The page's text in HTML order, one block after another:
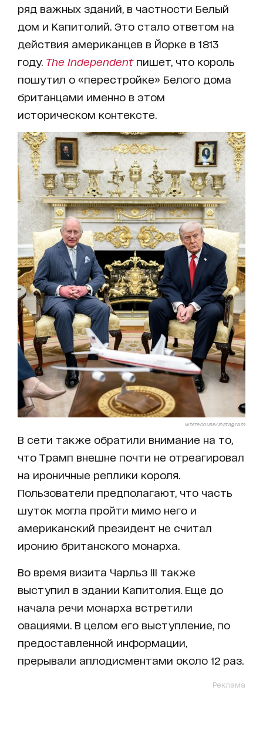
ряд важных зданий, в частности Белый
дом и Капитолий. Это стало ответом на
действия американцев в Йорке в 1813
году. The Independentпишет, что король
пошутил о «перестройке» Белого дома
британцами именно в этом
историческом контексте.
whitehouse/Instagram
В сети также обратили внимание на то,
что Трамп внешне почти не отреагировал
на ироничные реплики короля.
Пользователи предполагают, что часть
шуток могла пройти мимо него и
американский президент не считал
иронию британского монарха.
Во время визита Чарльз III также
выступил в здании Капитолия. Еще до
начала речи монарха встретили
овациями. В целом его выступление, по
предоставленной информации,
прерывали аплодисментами около 12 раз.
Реклама